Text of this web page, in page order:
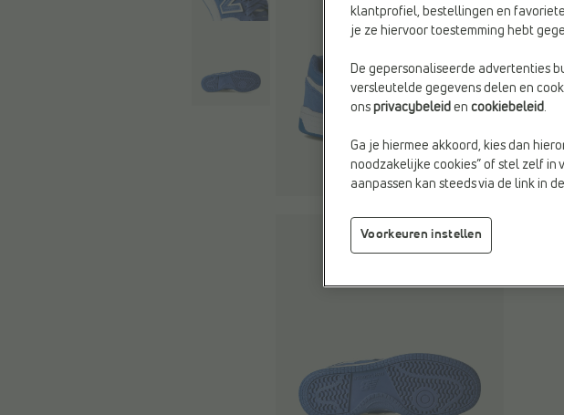
klantprofiel, bestellingen en
je ze hiervoor toestemming hebt
De gepersonaliseerde advertenties
versleutelde gegevens delen en
ons privacybeleid en cookiebeleid
Ga je hiermee akkoord, kies dan
noodzakelijke cookies” of stel zelf in
aanpassen kan steeds via de link in
Voorkeuren instellen